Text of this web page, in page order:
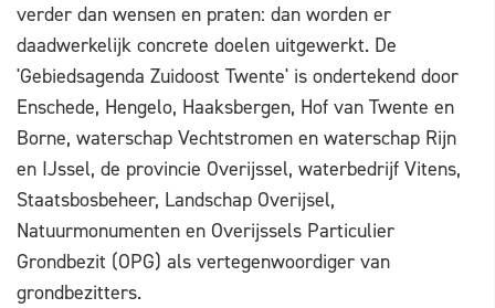
verder dan wensen en praten: dan worden er
daadwerkelijk concrete doelen uitgewerkt. De
'Gebiedsagenda Zuidoost Twente' is ondertekend door
Enschede, Hengelo, Haaksbergen, Hof van Twente en
Borne, waterschap Vechtstromen en waterschap Rijn
en IJssel, de provincie Overijssel, waterbedrijf Vitens,
Staatsbosbeheer, Landschap Overijsel,
Natuurmonumenten en Overijssels Particulier
Grondbezit (OPG) als vertegenwoordiger van
grondbezitters.